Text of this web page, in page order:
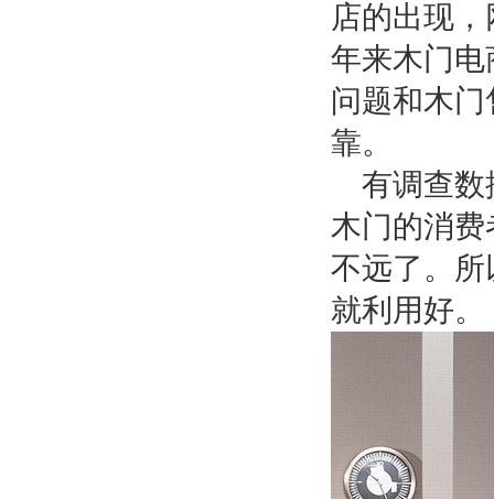
店的出现
年来木门电
问题和木
靠。
有调查数
木门的消
不远了。所
就利用好。